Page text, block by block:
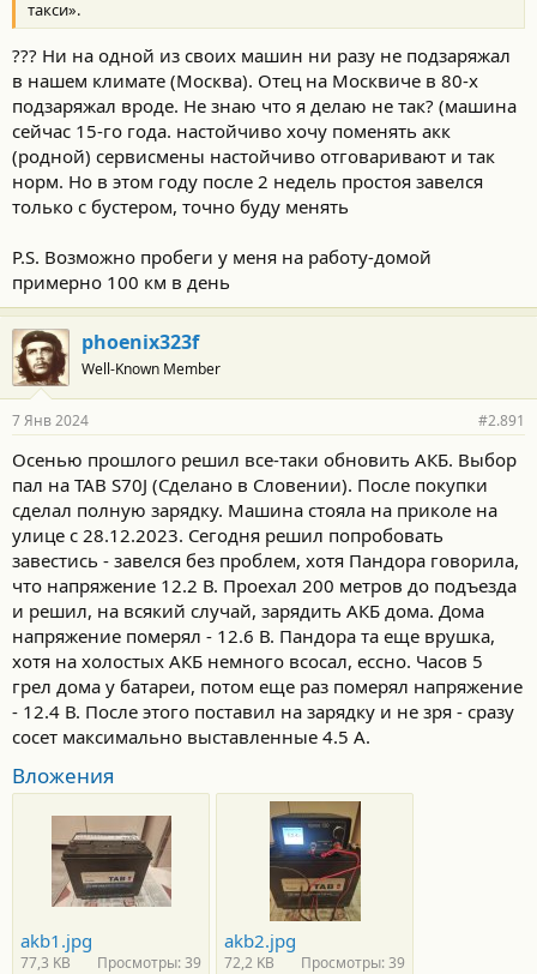
такси».
??? Ни на одной из своих машин ни разу не подзаряжал
в нашем климате (Москва). Отец на Москвиче в 80-х
подзаряжал вроде. Не знаю что я делаю не так? (машина
сейчас 15-го года. настойчиво хочу поменять акк
(родной) сервисмены настойчиво отговаривают и так
норм. Но в этом году после 2 недель простоя завелся
только с бустером, точно буду менять
P.S. Возможно пробеги у меня на работу-домой
примерно 100 км в день
phoenix323f
Well-Known Member
7 Янв 2024 #2.891
Осенью прошлого решил все-таки обновить АКБ. Выбор
пал на TAB S70J (Сделано в Словении). После покупки
сделал полную зарядку. Машина стояла на приколе на
улице с 28.12.2023. Сегодня решил попробовать
завестись - завелся без проблем, хотя Пандора говорила,
что напряжение 12.2 В. Проехал 200 метров до подъезда
и решил, на всякий случай, зарядить АКБ дома. Дома
напряжение померял - 12.6 В. Пандора та еще врушка,
хотя на холостых АКБ немного всосал, ессно. Часов 5
грел дома у батареи, потом еще раз померял напряжение
- 12.4 В. После этого поставил на зарядку и не зря - сразу
сосет максимально выставленные 4.5 А.
Вложения
akb1.jpg
77,3 KB Просмотры: 39
akb2.jpg
72,2 KB Просмотры: 39